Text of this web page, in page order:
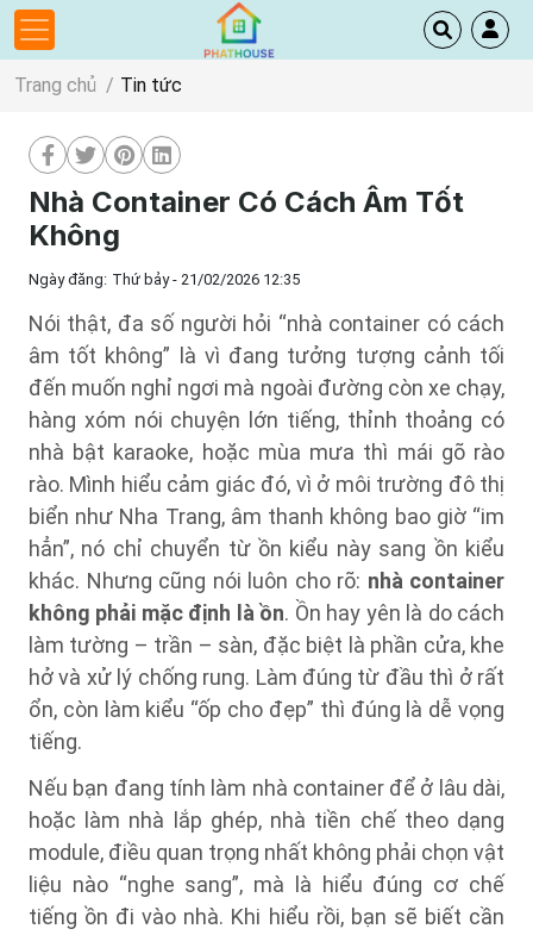
Trang chủ Tin tức
Nhà Container Có Cách Âm Tốt
Không
Ngày đăng: Thứ bảy - 21/02/2026 12:35
Nói thật, đa số người hỏi “nhà container có cách
âm tốt không” là vì đang tưởng tượng cảnh tối
đến muốn nghỉ ngơi mà ngoài đường còn xe chạy,
hàng xóm nói chuyện lớn tiếng, thỉnh thoảng có
nhà bật karaoke, hoặc mùa mưa thì mái gõ rào
rào. Mình hiểu cảm giác đó, vì ở môi trường đô thị
biển như Nha Trang, âm thanh không bao giờ “im
hẳn”, nó chỉ chuyển từ ồn kiểu này sang ồn kiểu
khác. Nhưng cũng nói luôn cho rõ: nhà container
không phải mặc định là ồn. Ồn hay yên là do cách
làm tường – trần – sàn, đặc biệt là phần cửa, khe
hở và xử lý chống rung. Làm đúng từ đầu thì ở rất
ổn, còn làm kiểu “ốp cho đẹp” thì đúng là dễ vọng
tiếng.
Nếu bạn đang tính làm nhà container để ở lâu dài,
hoặc làm nhà lắp ghép, nhà tiền chế theo dạng
module, điều quan trọng nhất không phải chọn vật
liệu nào “nghe sang”, mà là hiểu đúng cơ chế
tiếng ồn đi vào nhà. Khi hiểu rồi, bạn sẽ biết cần